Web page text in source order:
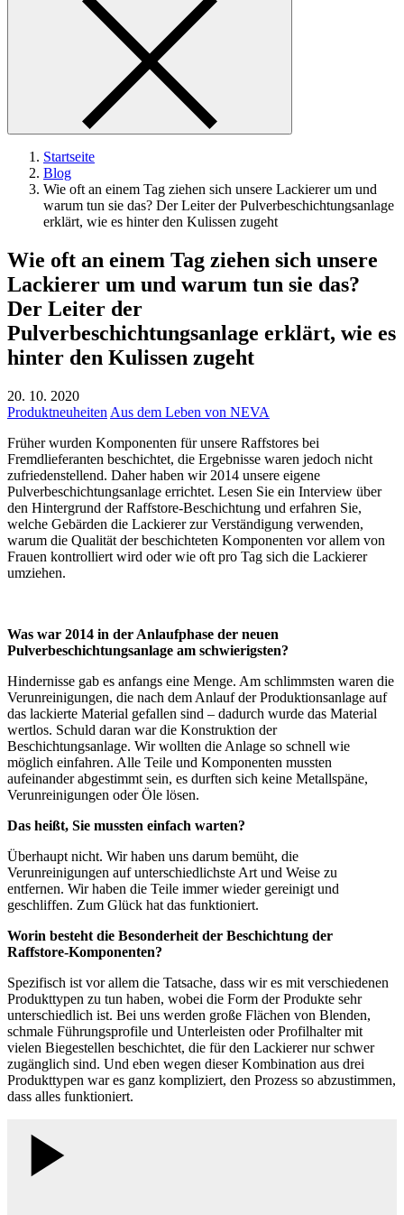
Startseite
Blog
Wie oft an einem Tag ziehen sich unsere Lackierer um und
warum tun sie das? Der Leiter der Pulverbeschichtungsanlage
erklärt, wie es hinter den Kulissen zugeht
Wie oft an einem Tag ziehen sich unsere
Lackierer um und warum tun sie das?
Der Leiter der
Pulverbeschichtungsanlage erklärt, wie es
hinter den Kulissen zugeht
20. 10. 2020
Produktneuheiten Aus dem Leben von NEVA
Früher wurden Komponenten für unsere Raffstores bei
Fremdlieferanten beschichtet, die Ergebnisse waren jedoch nicht
zufriedenstellend. Daher haben wir 2014 unsere eigene
Pulverbeschichtungsanlage errichtet. Lesen Sie ein Interview über
den Hintergrund der Raffstore-Beschichtung und erfahren Sie,
welche Gebärden die Lackierer zur Verständigung verwenden,
warum die Qualität der beschichteten Komponenten vor allem von
Frauen kontrolliert wird oder wie oft pro Tag sich die Lackierer
umziehen.
Was war 2014 in der Anlaufphase der neuen
Pulverbeschichtungsanlage am schwierigsten?
Hindernisse gab es anfangs eine Menge. Am schlimmsten waren die
Verunreinigungen, die nach dem Anlauf der Produktionsanlage auf
das lackierte Material gefallen sind – dadurch wurde das Material
wertlos. Schuld daran war die Konstruktion der
Beschichtungsanlage. Wir wollten die Anlage so schnell wie
möglich einfahren. Alle Teile und Komponenten mussten
aufeinander abgestimmt sein, es durften sich keine Metallspäne,
Verunreinigungen oder Öle lösen.
Das heißt, Sie mussten einfach warten?
Überhaupt nicht. Wir haben uns darum bemüht, die
Verunreinigungen auf unterschiedlichste Art und Weise zu
entfernen. Wir haben die Teile immer wieder gereinigt und
geschliffen. Zum Glück hat das funktioniert.
Worin besteht die Besonderheit der Beschichtung der
Raffstore-Komponenten?
Spezifisch ist vor allem die Tatsache, dass wir es mit verschiedenen
Produkttypen zu tun haben, wobei die Form der Produkte sehr
unterschiedlich ist. Bei uns werden große Flächen von Blenden,
schmale Führungsprofile und Unterleisten oder Profilhalter mit
vielen Biegestellen beschichtet, die für den Lackierer nur schwer
zugänglich sind. Und eben wegen dieser Kombination aus drei
Produkttypen war es ganz kompliziert, den Prozess so abzustimmen,
dass alles funktioniert.